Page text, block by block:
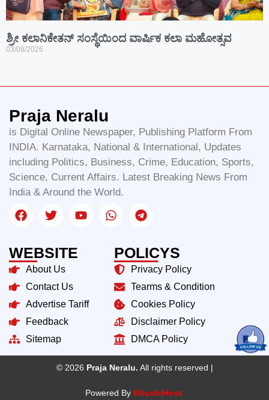
ಶ್ರೀ ಕಲಾನಿಕೇತನ್ ಸಂಸ್ಥೆಯಿಂದ ವಾರ್ಷಿಕ ಕಲಾ ಮಹೋತ್ಸವ
03/08/2026
Praja Neralu
is Digital Online Newspaper, Publishing Platform From
INDIA. Karnataka, National & International, Updates
including Politics, Business, Crime, Education, Sports,
Science, Current Affairs. Latest Breaking News From
India & Around the World.
WEBSITE
About Us
Contact Us
Advertise Tariff
Feedback
Sitemap
POLICYS
Privacy Policy
Tearms & Condition
Cookies Policy
Disclaimer Policy
DMCA Policy
© 2026 Praja Neralu. All rights reserved |
Powered By KhushiHost